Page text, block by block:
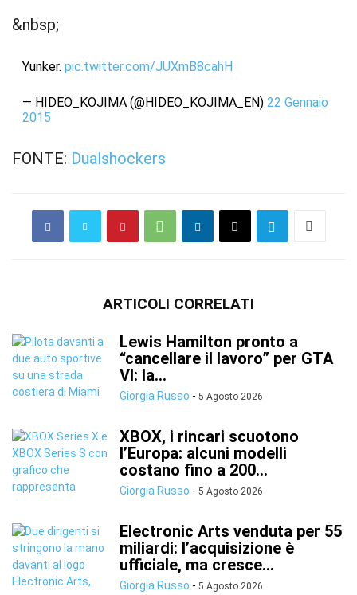
&nbsp;
Yunker. pic.twitter.com/JUXmB8cahH
— HIDEO_KOJIMA (@HIDEO_KOJIMA_EN) 22 Gennaio
2015
FONTE: Dualshockers
ARTICOLI CORRELATI
Lewis Hamilton pronto a
“cancellare il lavoro” per GTA
VI: la...
Giorgia Russo - 5 Agosto 2026
XBOX, i rincari scuotono
l’Europa: alcuni modelli
costano fino a 200...
Giorgia Russo - 5 Agosto 2026
Electronic Arts venduta per 55
miliardi: l’acquisizione è
ufficiale, ma cresce...
Giorgia Russo - 5 Agosto 2026